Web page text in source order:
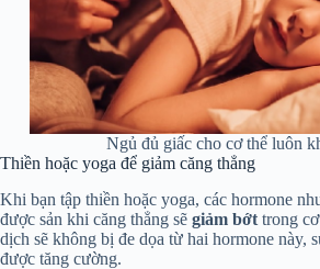
Ngủ đủ giấc cho cơ thể luôn
Thiền hoặc yoga để giảm căng thẳng
Khi bạn tập thiền hoặc yoga, các hormone
được sản khi căng thẳng sẽ giảm bớt trong
dịch sẽ không bị đe dọa từ hai hormone này,
được tăng cường.